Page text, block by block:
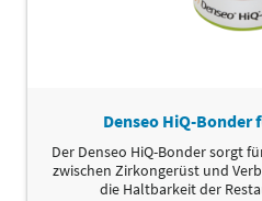
Denseo HiQ-
Der Denseo HiQ-Bonder sorgt
zwischen Zirkongerüst und
die Haltbarkeit der